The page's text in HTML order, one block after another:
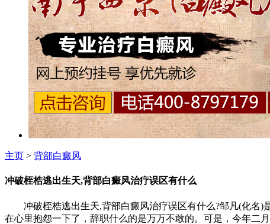
主页 > 背部白癜风
冲破桎梏逃出生天,背部白癜风治疗误区有什么
冲破桎梏逃出生天,背部白癜风治疗误区有什么?邹凡(化名)
在心里抱怨一下了，辞职什么的是万万不敢的。可是，今年二